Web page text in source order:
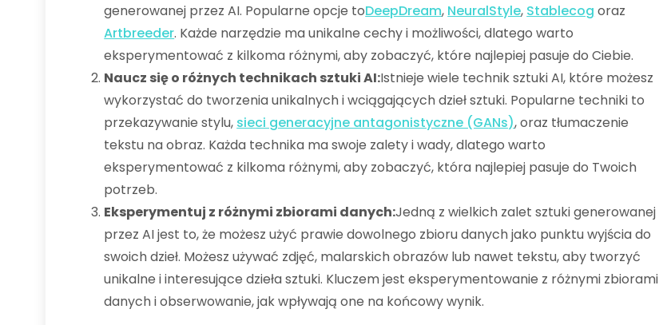
generowanej przez AI. Popularne opcje toDeepDream, NeuralStyle, Stablecog oraz
Artbreeder. Każde narzędzie ma unikalne cechy i możliwości, dlatego warto
eksperymentować z kilkoma różnymi, aby zobaczyć, które najlepiej pasuje do Ciebie.
Naucz się o różnych technikach sztuki AI:Istnieje wiele technik sztuki AI, które możesz
wykorzystać do tworzenia unikalnych i wciągających dzieł sztuki. Popularne techniki to
przekazywanie stylu, sieci generacyjne antagonistyczne (GANs), oraz tłumaczenie
tekstu na obraz. Każda technika ma swoje zalety i wady, dlatego warto
eksperymentować z kilkoma różnymi, aby zobaczyć, która najlepiej pasuje do Twoich
potrzeb.
Eksperymentuj z różnymi zbiorami danych:Jedną z wielkich zalet sztuki generowanej
przez AI jest to, że możesz użyć prawie dowolnego zbioru danych jako punktu wyjścia do
swoich dzieł. Możesz używać zdjęć, malarskich obrazów lub nawet tekstu, aby tworzyć
unikalne i interesujące dzieła sztuki. Kluczem jest eksperymentowanie z różnymi zbiorami
danych i obserwowanie, jak wpływają one na końcowy wynik.